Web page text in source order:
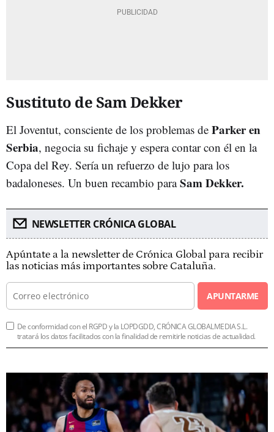
Sustituto de Sam Dekker
El Joventut, consciente de los problemas de Parker en
Serbia, negocia su fichaje y espera contar con él en la
Copa del Rey. Sería un refuerzo de lujo para los
badaloneses. Un buen recambio paraSam Dekker.
NEWSLETTER CRÓNICA GLOBAL
Apúntate a la newsletter de Crónica Global para recibir
las noticias más importantes sobre Cataluña.
APUNTARME
De conformidad con el RGPD y la LOPDGDD, CRÓNICA GLOBALMEDIA S.L.
tratará los datos facilitados con la finalidad de remitirle noticias de actualidad.